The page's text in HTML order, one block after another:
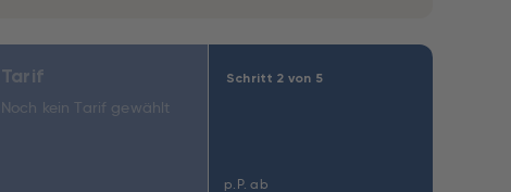
Schritt 2 von 5
p.P. ab
Tarif
Noch kein Tarif gewählt